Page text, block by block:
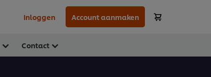
Inloggen Account aanmaken
Contact